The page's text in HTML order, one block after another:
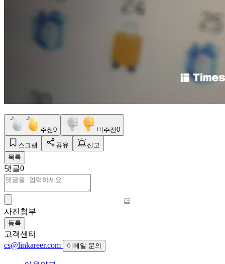
추천0 비추천0
스크랩 공유
신고
목록
댓글0
사진첨부
등록
고객센터
cs@linkareer.com
이메일 문의